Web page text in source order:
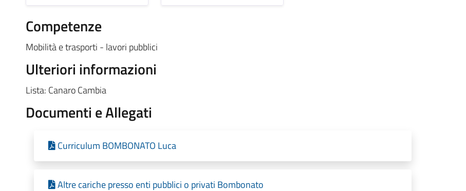
Competenze
Mobilità e trasporti - lavori pubblici
Ulteriori informazioni
Lista: Canaro Cambia
Documenti e Allegati
Curriculum BOMBONATO Luca
Altre cariche presso enti pubblici o privati Bombonato